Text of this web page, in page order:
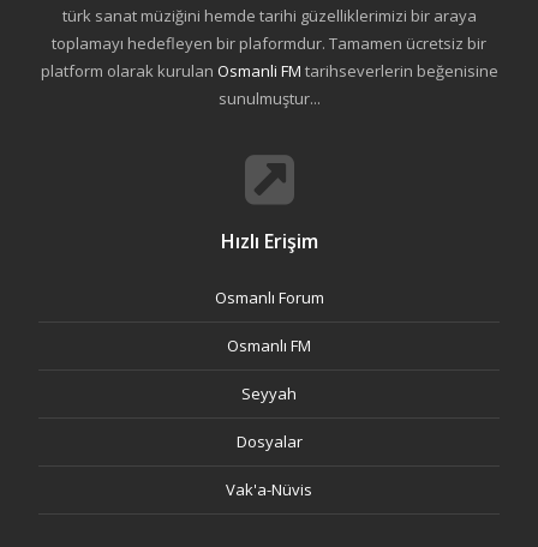
türk sanat müziğini hemde tarihi güzelliklerimizi bir araya
toplamayı hedefleyen bir plaformdur. Tamamen ücretsiz bir
platform olarak kurulan Osmanli FM tarihseverlerin beğenisine
sunulmuştur...
Hızlı Erişim
Osmanlı Forum
Osmanlı FM
Seyyah
Dosyalar
Vak'a-Nüvis